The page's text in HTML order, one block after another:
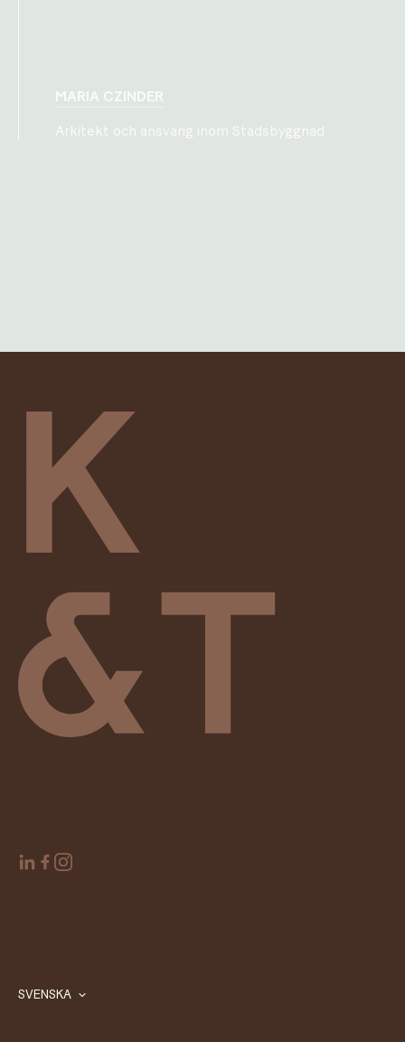
MARIA CZINDER
Arkitekt och ansvarig inom Stadsbyggnad
SVENSKA